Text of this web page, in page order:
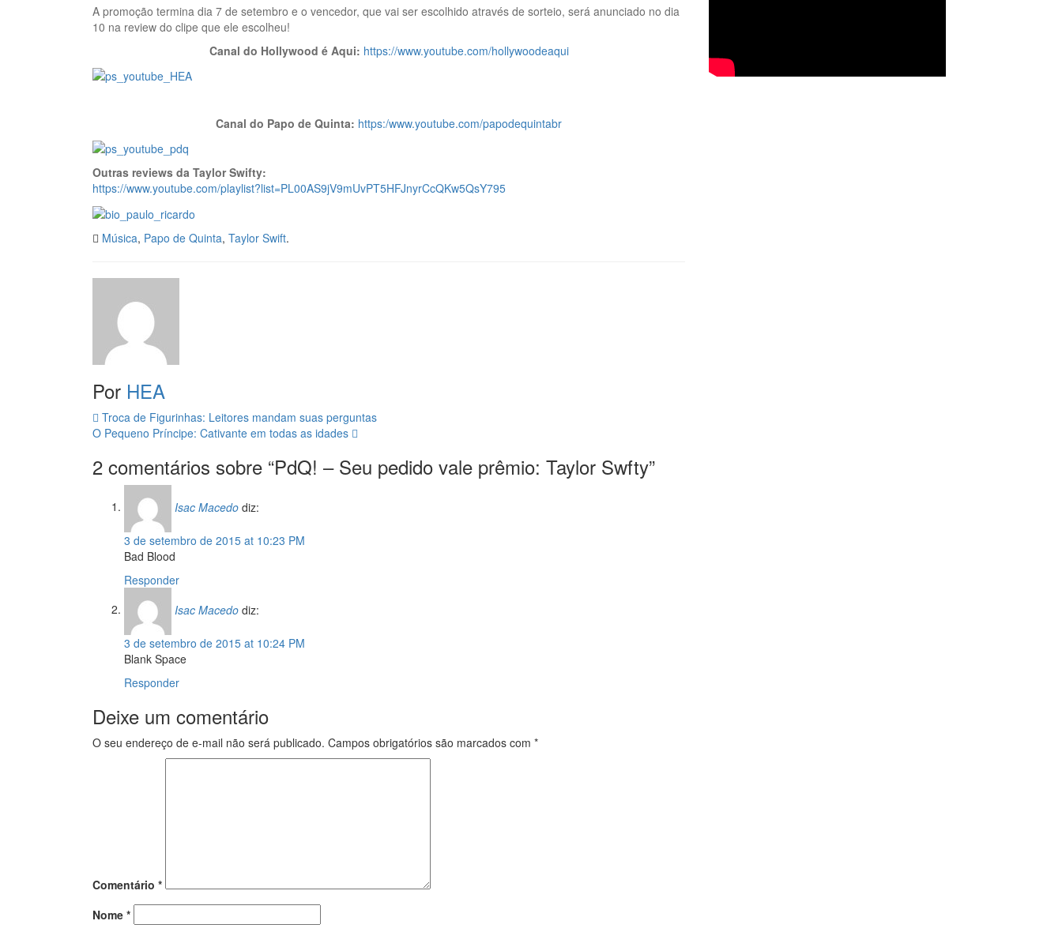
A promoção termina dia 7 de setembro e o vencedor, que vai ser escolhido através de sorteio, será anunciado no dia
10 na review do clipe que ele escolheu!
Canal do Hollywood é Aqui: https://www.youtube.com/hollywoodeaqui
Canal do Papo de Quinta: https:/www.youtube.com/papodequintabr
Outras reviews da Taylor Swifty:
https://www.youtube.com/playlist?list=PL00AS9jV9mUvPT5HFJnyrCcQKw5QsY795
Música, Papo de Quinta, Taylor Swift.
Por HEA
Navegação
da
Postagem
Troca de Figurinhas: Leitores mandam suas perguntas
O Pequeno Príncipe: Cativante em todas as idades
2 comentários sobre “PdQ! – Seu pedido vale prêmio: Taylor Swfty”
Isac Macedo diz:
3 de setembro de 2015 at 10:23 PM
Bad Blood
Responder
Isac Macedo diz:
3 de setembro de 2015 at 10:24 PM
Blank Space
Responder
Deixe um comentário
O seu endereço de e-mail não será publicado. Campos obrigatórios são marcados com *
Comentário *
Nome *